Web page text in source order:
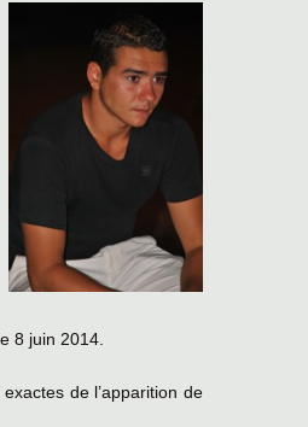
8 juin 2014.
de l’apparition de